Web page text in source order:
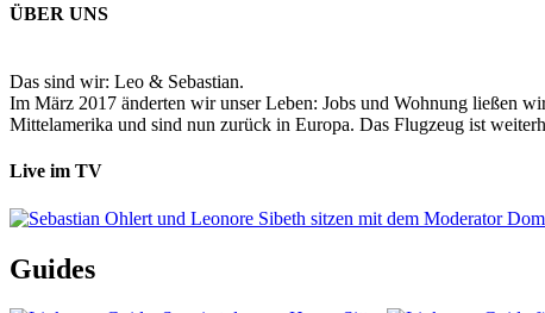
ÜBER UNS
Das sind wir: Leo & Sebastian.
Im März 2017 änderten wir unser Leben: Jobs und Wohnung ließen
Mittelamerika und sind nun zurück in Europa. Das Flugzeug ist
Live im TV
Guides